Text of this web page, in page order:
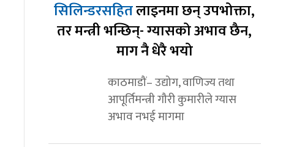
सिलिन्डरसहितलाइनमा छन् उपभोक्ता,
तर मन्त्री भन्छिन्- ग्यासको अभाव छैन,
माग नै धेरै भयो
काठमाडौं– उद्योग, वाणिज्य तथा
आपूर्तिमन्त्री गौरी कुमारीले ग्यास
अभाव नभई मागमा